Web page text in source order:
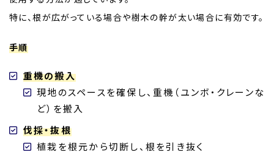
特に、根が広がっている場合や樹木の幹が太い場合に有効です。
手順
重機の搬入
現地のスペースを確保し、重機（ユンボ・クレーンな
ど）を搬入
伐採・抜根
植栽を根元から切断し、根を引き抜く